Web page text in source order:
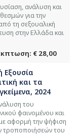
ανάλυση και
για την
τη σεξουαλική
στην Ελλάδα και
€ 28,00
Εξουσία
και τα
2024
του
φαινομένου και
αφορμή την ψήφιση
τροποποιήσεών του